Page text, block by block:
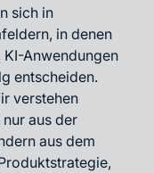
sich in
in denen
Anwendungen
entscheiden.
verstehen
aus der
aus dem